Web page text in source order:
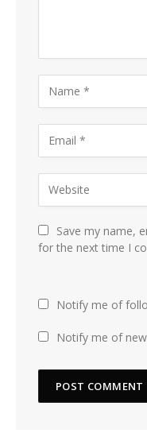
Save my name,
for the next time I
Notify me of
Notify me of